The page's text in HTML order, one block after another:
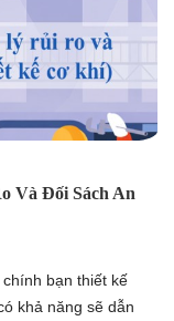
Và Đối Sách An
bạn thiết kế
khả năng sẽ dẫn